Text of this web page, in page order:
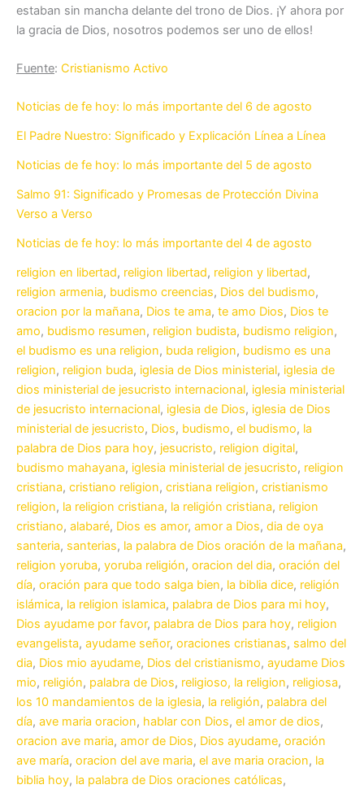
estaban sin mancha delante del trono de Dios. ¡Y ahora por
la gracia de Dios, nosotros podemos ser uno de ellos!
Fuente: Cristianismo Activo
Noticias de fe hoy: lo más importante del 6 de agosto
El Padre Nuestro: Significado y Explicación Línea a Línea
Noticias de fe hoy: lo más importante del 5 de agosto
Salmo 91: Significado y Promesas de Protección Divina
Verso a Verso
Noticias de fe hoy: lo más importante del 4 de agosto
religion en libertad, religion libertad, religion y libertad,
religion armenia, budismo creencias, Dios del budismo,
oracion por la mañana, Dios te ama, te amo Dios, Dios te
amo, budismo resumen, religion budista, budismo religion,
el budismo es una religion, buda religion, budismo es una
religion, religion buda, iglesia de Dios ministerial, iglesia de
dios ministerial de jesucristo internacional, iglesia ministerial
de jesucristo internacional, iglesia de Dios, iglesia de Dios
ministerial de jesucristo, Dios, budismo, el budismo, la
palabra de Dios para hoy, jesucristo, religion digital,
budismo mahayana, iglesia ministerial de jesucristo, religion
cristiana, cristiano religion, cristiana religion, cristianismo
religion, la religion cristiana, la religión cristiana, religion
cristiano, alabaré, Dios es amor, amor a Dios, dia de oya
santeria, santerias, la palabra de Dios oración de la mañana,
religion yoruba, yoruba religión, oracion del dia, oración del
día, oración para que todo salga bien, la biblia dice, religión
islámica, la religion islamica, palabra de Dios para mi hoy,
Dios ayudame por favor, palabra de Dios para hoy, religion
evangelista, ayudame señor, oraciones cristianas, salmo del
dia, Dios mio ayudame, Dios del cristianismo, ayudame Dios
mio, religión, palabra de Dios, religioso, la religion, religiosa,
los 10 mandamientos de la iglesia, la religión, palabra del
día, ave maria oracion, hablar con Dios, el amor de dios,
oracion ave maria, amor de Dios, Dios ayudame, oración
ave maría, oracion del ave maria, el ave maria oracion, la
biblia hoy, la palabra de Dios oraciones católicas,